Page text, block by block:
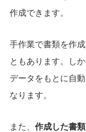
作成できます。
手作業で書類を作
ともあります。し
データをもとに自
なります。
また、 作成した書